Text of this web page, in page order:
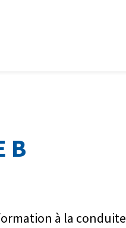
B
à la conduite